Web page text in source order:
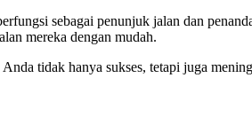
sebagai penunjuk jalan dan
mereka dengan mudah.
tidak hanya sukses, tetapi juga